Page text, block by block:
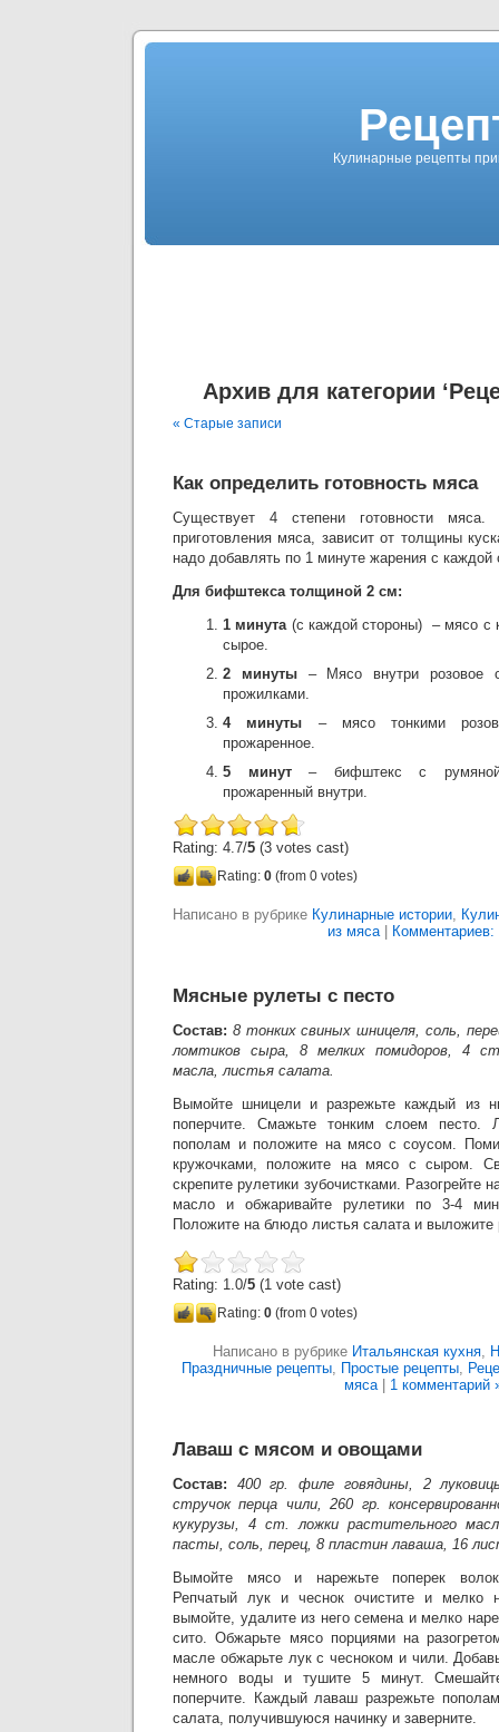
Кулинарные рецепты
Архив для категории
« Старые записи
Как определить готовность мяса
Существует 4 степени готовности
приготовления мяса, зависит от толщины
надо добавлять по 1 минуте жарения с каждой
Для бифштекса толщиной 2 см:
1 минута(с каждой стороны) – мясо с
сырое.
2 минуты– Мясо внутри розовое
прожилками.
4 минуты – мясо тонкими
прожаренное.
5 минут– бифштекс с румяной
прожаренный внутри.
Rating: 4.7/5 (3 votes cast)
Rating: 0 (from 0 votes)
Написано в рубрике Кулинарные истории,
из мяса| Комментариев:
Мясные рулеты с песто
Состав: 8 тонких свиных шницеля, соль,
ломтиков сыра, 8 мелких помидоров, 4
масла, листья салата.
Вымойте шницели и разрежьте каждый из
поперчите. Смажьте тонким слоем песто.
пополам и положите на мясо с соусом.
кружочками, положите на мясо с сыром.
скрепите рулетики зубочистками. Разогрейте
масло и обжаривайте рулетики по 3-4
Положите на блюдо листья салата и выложите
Rating: 1.0/5 (1 vote cast)
Rating: 0 (from 0 votes)
Написано в рубрике Итальянская кухня,
Праздничные рецепты, Простые рецепты,
мяса| 1 комментарий
Лаваш с мясом и овощами
Состав: 400 гр. филе говядины, 2
стручок перца чили, 260 гр.
кукурузы, 4 ст. ложки растительного
пасты, соль, перец, 8 пластин лаваша, 16
Вымойте мясо и нарежьте поперек
Репчатый лук и чеснок очистите и мелко
вымойте, удалите из него семена и мелко
сито. Обжарьте мясо порциями на
масле обжарьте лук с чесноком и чили.
немного воды и тушите 5 минут.
поперчите. Каждый лаваш разрежьте
салата, получившуюся начинку и заверните.